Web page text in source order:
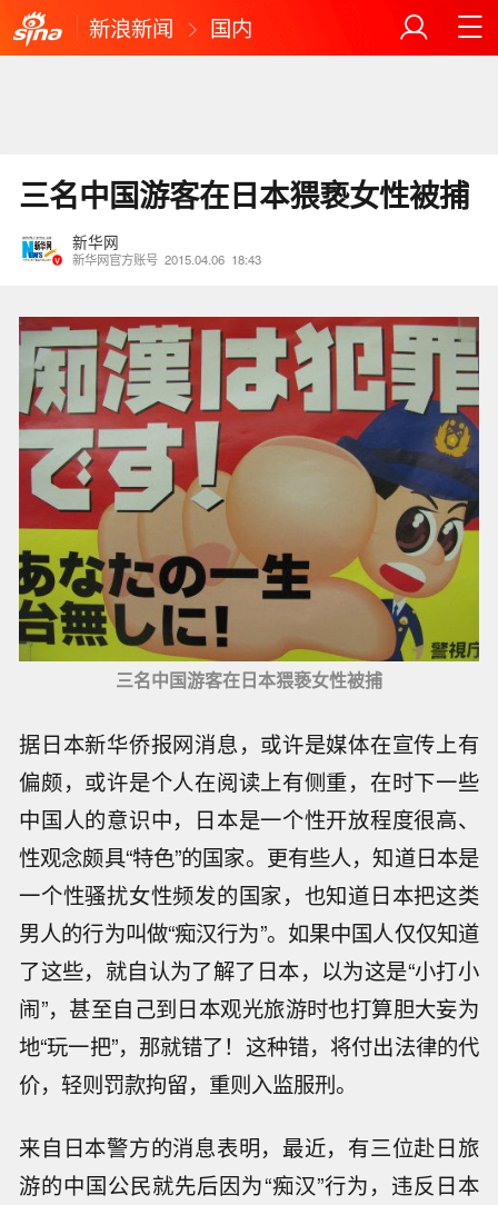
新浪新闻 国内
三名中国游客在日本猥亵女性被捕
新华网
新华网官方账号 2015.04.06 18:43
三名中国游客在日本猥亵女性被捕
据日本新华侨报网消息，或许是媒体在宣传上有
偏颇，或许是个人在阅读上有侧重，在时下一些
中国人的意识中，日本是一个性开放程度很高、
性观念颇具“特色”的国家。更有些人，知道日本是
一个性骚扰女性频发的国家，也知道日本把这类
男人的行为叫做“痴汉行为”。如果中国人仅仅知道
了这些，就自认为了解了日本，以为这是“小打小
闹”，甚至自己到日本观光旅游时也打算胆大妄为
地“玩一把”，那就错了！这种错，将付出法律的代
价，轻则罚款拘留，重则入监服刑。
来自日本警方的消息表明，最近，有三位赴日旅
游的中国公民就先后因为“痴汉”行为，违反日本